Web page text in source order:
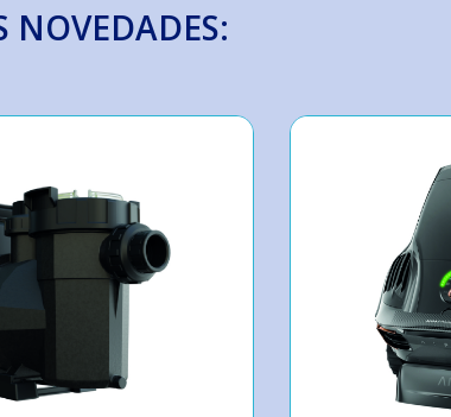
NOVEDADES: